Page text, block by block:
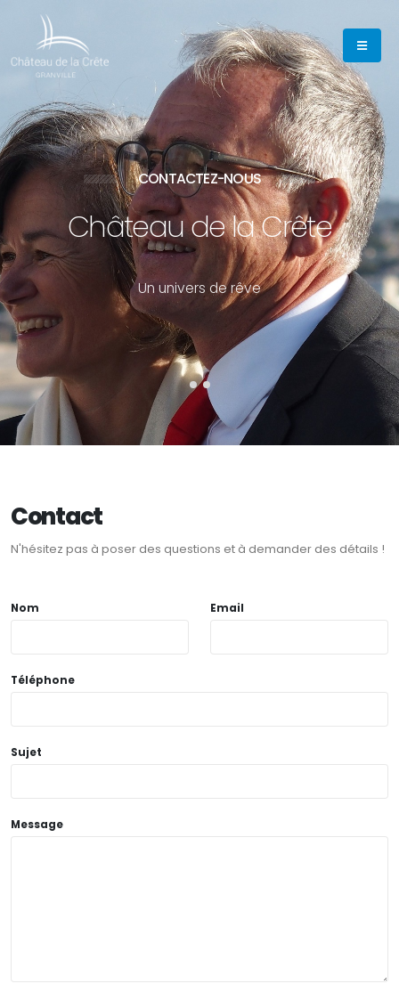
CONTACTEZ-NOUS
Château de la Crête
Un univers derêve
Contact
N'hésitez pas à poser des questions et à demander des détails !
Nom Email
Téléphone
Sujet
Message